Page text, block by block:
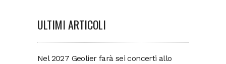
ULTIMI ARTICOLI
Nel 2027 Geolier farà sei concerti allo